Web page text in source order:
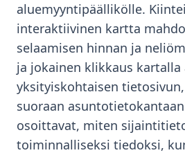
aluemyyntipäällikölle.
interaktiivinen kartta
selaamisen hinnan ja
ja jokainen klikkaus kartalla
yksityiskohtaisen
suoraan
osoittavat, miten
toiminnalliseksi tiedoksi,